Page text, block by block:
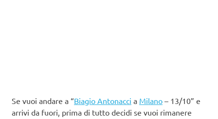
Se vuoi andare a “Biagio Antonacci a Milano – 13/10” e
arrivi da fuori, prima di tutto decidi se vuoi rimanere